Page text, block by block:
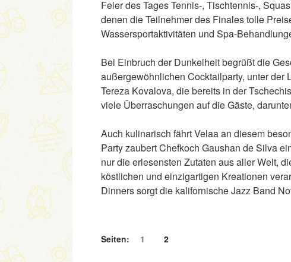
Feier des Tages Tennis-, Tischtennis-,
denen die Teilnehmer des Finales tolle
Wassersportaktivitäten und Spa-
Bei Einbruch der Dunkelheit begrüßt die
außergewöhnlichen Cocktailparty, unter der
Tereza Kovalova, die bereits in der
viele Überraschungen auf die Gäste,
Auch kulinarisch fährt Velaa an diesem
Party zaubert Chefkoch Gaushan de Silva
nur die erlesensten Zutaten aus aller Welt,
köstlichen und einzigartigen Kreationen
Dinners sorgt die kalifornische Jazz Band
Seiten: 1 2